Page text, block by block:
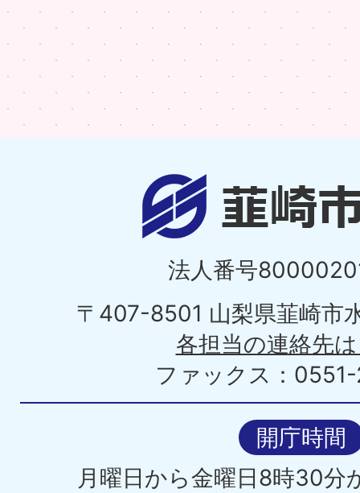
法人番号
〒407-8501 山梨県韮崎市
各担当の連絡先
ファックス：
開庁時間
月曜日から金曜日8時30分